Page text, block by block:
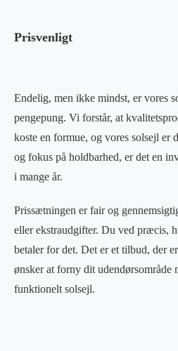
Prisvenligt
Endelig, men ikke mindst, er vores
pengepung. Vi forstår, at
koste en formue, og vores solsejl er
og fokus på holdbarhed, er det en
i mange år.
Prissætningen er fair og
eller ekstraudgifter. Du ved præcis,
betaler for det. Det er et tilbud, der
ønsker at forny dit udendørsområde
funktionelt solsejl.